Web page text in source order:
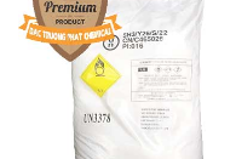
Sodium Percarbonate Dạng
Bột Trung Quốc China